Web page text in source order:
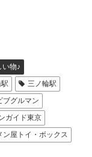
い物♪
三ノ輪駅
ブグルマン
ガイド東京
ン屋トイ・ボックス